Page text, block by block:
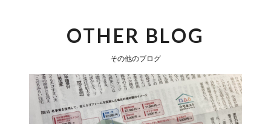
OTHER BLOG
その他のブログ